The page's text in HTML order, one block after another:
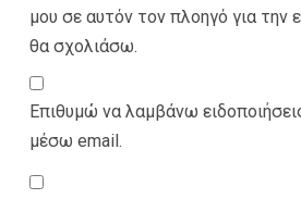
μου σε αυτόν τον πλοηγό για την
θα σχολιάσω.
Επιθυμώ να λαμβάνω
μέσω email.